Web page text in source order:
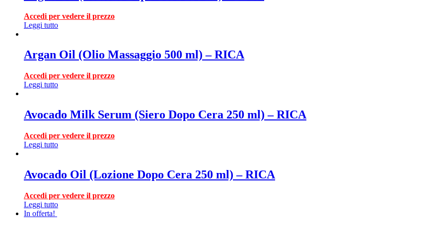
Accedi per vedere il prezzo
Leggi tutto
Argan Oil (Olio Massaggio 500 ml) – RICA
Accedi per vedere il prezzo
Leggi tutto
Avocado Milk Serum (Siero Dopo Cera 250 ml) – RICA
Accedi per vedere il prezzo
Leggi tutto
Avocado Oil (Lozione Dopo Cera 250 ml) – RICA
Accedi per vedere il prezzo
Leggi tutto
In offerta!